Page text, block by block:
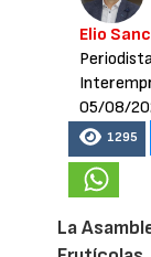
Elio
05/08/
1295
La